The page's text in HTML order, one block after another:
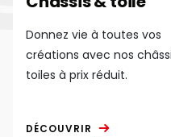
Donnez vie à toutes vos
créations avec nos
toiles à prix réduit.
DÉCOUVRIR